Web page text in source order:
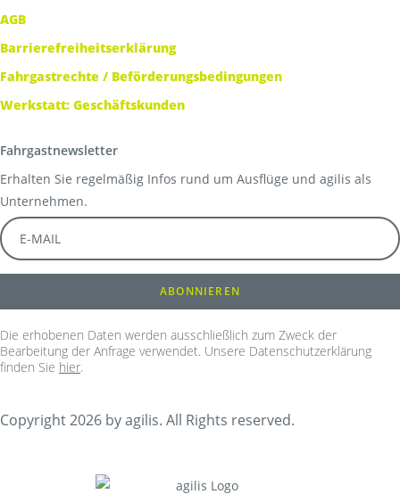
AGB
Barrierefreiheitserklärung
Fahrgastrechte / Beförderungsbedingungen
Werkstatt: Geschäftskunden
Fahrgastnewsletter
Erhalten Sie regelmäßig Infos rund um Ausflüge und agilis als
Unternehmen.
Die erhobenen Daten werden ausschließlich zum Zweck der
Bearbeitung der Anfrage verwendet. Unsere Datenschutzerklärung
finden Sie hier.
Copyright 2026 by agilis. All Rights reserved.